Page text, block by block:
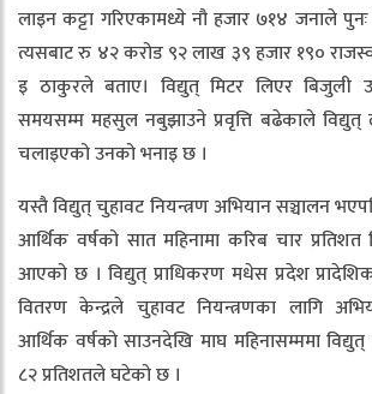
लाइन कट्टा गरिएकामध्ये नौ हजार ७१४ जनाले
त्यसबाट रु ४२ करोड ९२ लाख ३९ हजार १९०
इ ठाकुरले बताए। विद्युत् मिटर लिएर बिजुली
समयसम्म महसुल नबुझाउने प्रवृत्ति बढेकाले
चलाइएको उनको भनाइ छ ।
यस्तै विद्युत् चुहावट नियन्त्रण अभियान सञ्चालन
आर्थिक वर्षको सात महिनामा करिब चार प्रतिशत
आएको छ । विद्युत् प्राधिकरण मधेस प्रदेश
वितरण केन्द्रले चुहावट नियन्त्रणका लागि
आर्थिक वर्षको साउनदेखि माघ महिनासम्ममा
८२ प्रतिशतले घटेको छ ।